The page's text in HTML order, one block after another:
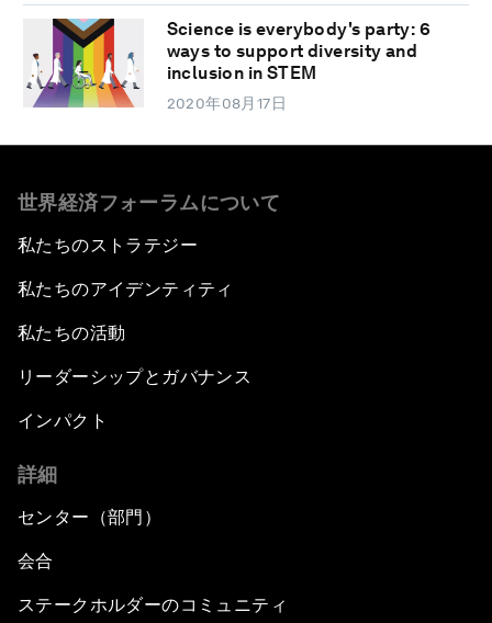
Science is everybody's party: 6
ways to support diversity and
inclusion in STEM
2020年08月17日
世界経済フォーラムについて
私たちのストラテジー
私たちのアイデンティティ
私たちの活動
リーダーシップとガバナンス
インパクト
詳細
センター（部門）
会合
ステークホルダーのコミュニティ